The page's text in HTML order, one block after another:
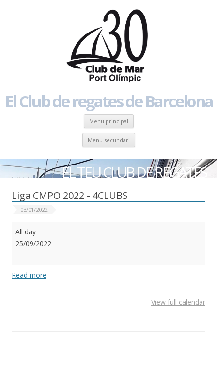
El Club de regates de Barcelona
Menu principal Skip to content
Menu secundari Skip to content
EL TEU CLUB DE REGATES
Liga CMPO 2022 - 4CLUBS
03/01/2022
Liga
CMPO
4CLUBS
All day
25/09/2022
Read more
View full calendar